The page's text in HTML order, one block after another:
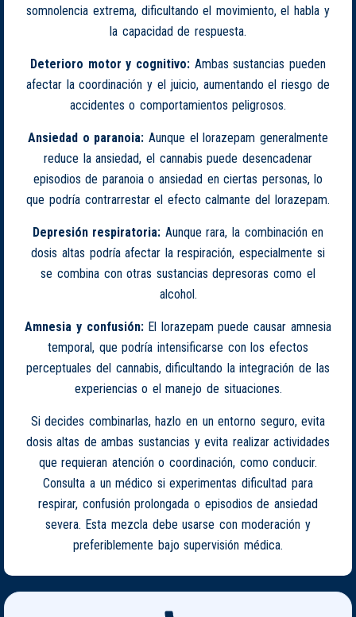
somnolencia extrema, dificultando el movimiento, el habla y
la capacidad de respuesta.
Deterioro motor y cognitivo: Ambas sustancias pueden
afectar la coordinación y el juicio, aumentando el riesgo de
accidentes o comportamientos peligrosos.
Ansiedad o paranoia: Aunque el lorazepam generalmente
reduce la ansiedad, el cannabis puede desencadenar
episodios de paranoia o ansiedad en ciertas personas, lo
que podría contrarrestar el efecto calmante del lorazepam.
Depresión respiratoria: Aunque rara, la combinación en
dosis altas podría afectar la respiración, especialmente si
se combina con otras sustancias depresoras como el
alcohol.
Amnesia y confusión: El lorazepam puede causar amnesia
temporal, que podría intensificarse con los efectos
perceptuales del cannabis, dificultando la integración de las
experiencias o el manejo de situaciones.
Si decides combinarlas, hazlo en un entorno seguro, evita
dosis altas de ambas sustancias y evita realizar actividades
que requieran atención o coordinación, como conducir.
Consulta a un médico si experimentas dificultad para
respirar, confusión prolongada o episodios de ansiedad
severa. Esta mezcla debe usarse con moderación y
preferiblemente bajo supervisión médica.